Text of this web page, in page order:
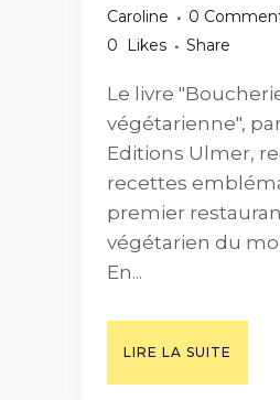
Caroline
0
0
Likes Share
Le livre
végétarienne",
Editions Ulmer,
recettes
premier
végétarien du
En...
LIRE LA SUITE